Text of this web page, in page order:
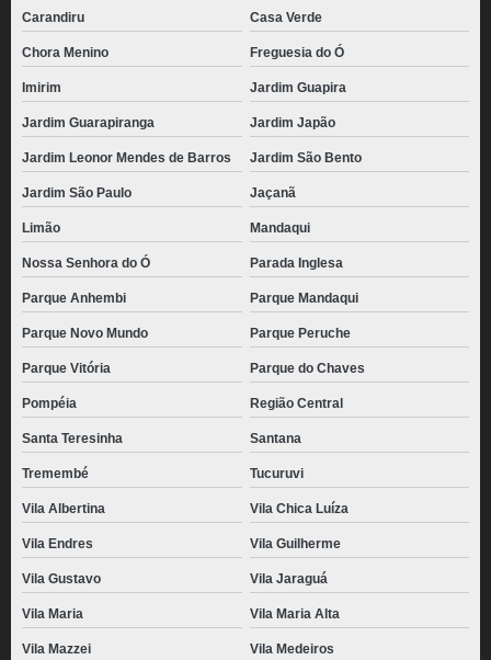
Carandiru Casa Verde
Chora Menino Freguesia do Ó
Imirim Jardim Guapira
Jardim Guarapiranga Jardim Japão
Jardim Leonor Mendes de Barros Jardim São Bento
Jardim São Paulo Jaçanã
Limão Mandaqui
Nossa Senhora do Ó Parada Inglesa
Parque Anhembi Parque Mandaqui
Parque Novo Mundo Parque Peruche
Parque Vitória Parque do Chaves
Pompéia Região Central
Santa Teresinha Santana
Tremembé Tucuruvi
Vila Albertina Vila Chica Luíza
Vila Endres Vila Guilherme
Vila Gustavo Vila Jaraguá
Vila Maria Vila Maria Alta
Vila Mazzei Vila Medeiros